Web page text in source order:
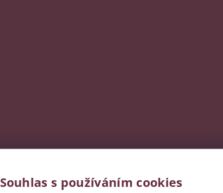
Souhlas s používáním cookies